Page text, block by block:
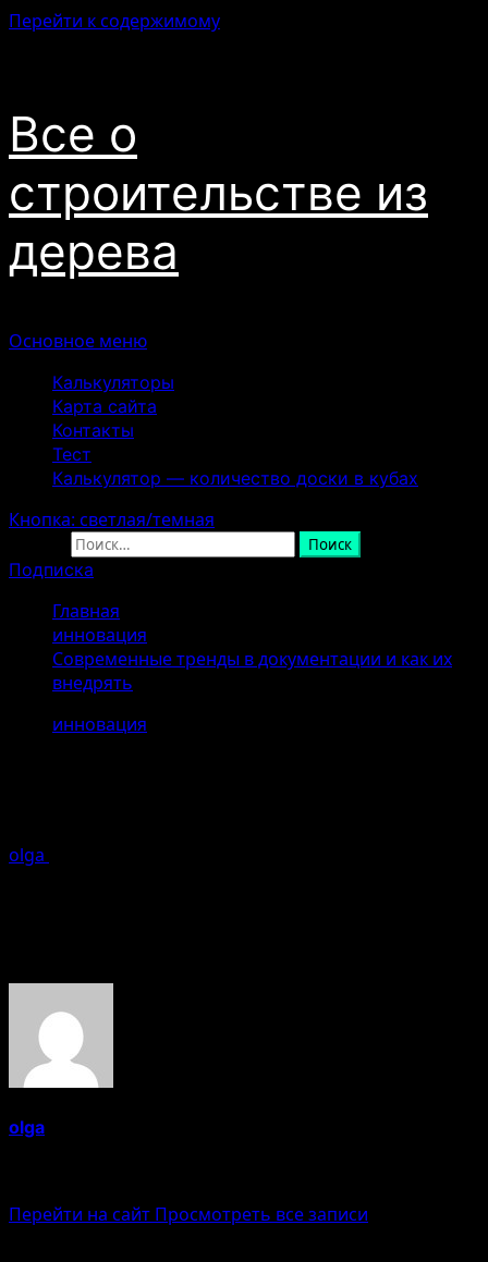
Перейти к содержимому
Все о
строительстве из
дерева
Основное меню
Калькуляторы
Карта сайта
Контакты
Тест
Калькулятор — количество доски в кубах
Кнопка: светлая/темная
Подписка
Главная
инновация
Современные тренды в документации и как их
внедрять
инновация
olga
olga
Перейти на сайт Просмотреть все записи